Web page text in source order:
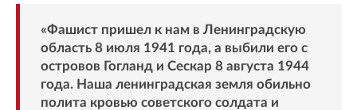
«Фашист пришел к нам в Ленинградскую
область 8 июля 1941 года, а выбили его с
островов Гогланд и Сескар 8 августа 1944
года. Наша ленинградская земля обильно
полита кровью советского солдата и